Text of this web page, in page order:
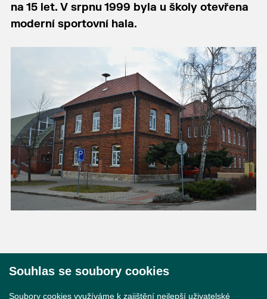
na 15 let. V srpnu 1999 byla u školy otevřena
moderní sportovní hala.
Souhlas se soubory cookies
Soubory cookies využíváme k zajištění nejlepší uživatelské